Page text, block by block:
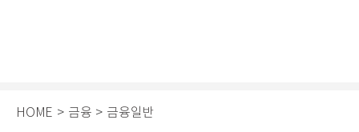
HOME > 금융 > 금융일반